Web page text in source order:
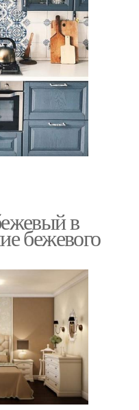
в
бежевого